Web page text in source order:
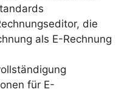
die
als E-Rechnung
für E-